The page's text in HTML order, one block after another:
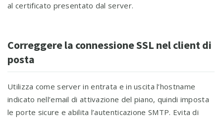
al certificato presentato dal server.
Correggere la connessione SSL nel client di
posta
Utilizza come server in entrata e in uscita l’hostname
indicato nell’email di attivazione del piano, quindi imposta
le porte sicure e abilita l’autenticazione SMTP. Evita di